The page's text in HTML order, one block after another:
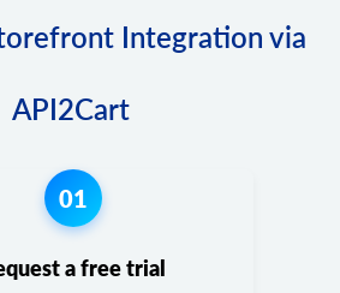
Integration via
API2Cart
01
a free trial